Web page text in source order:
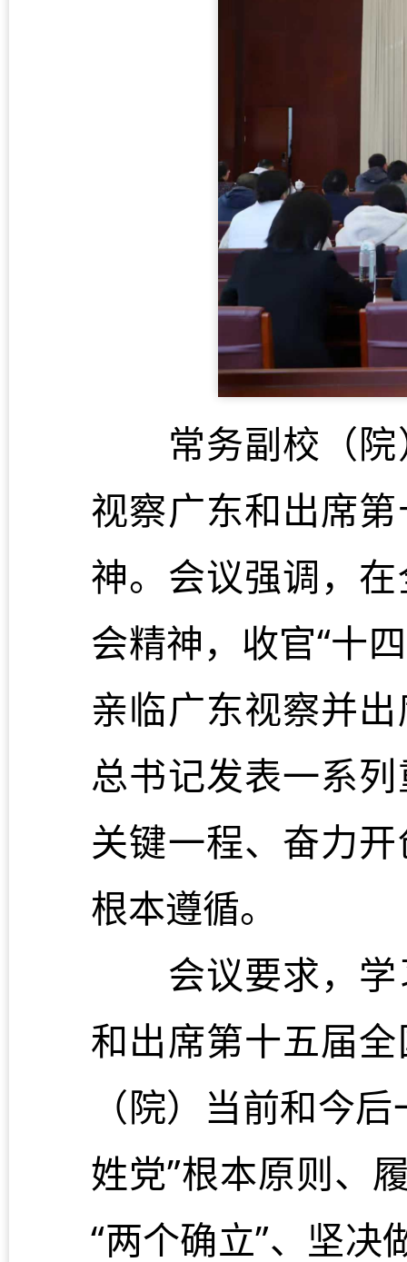
常务副校（院
视察广东和出席
神。会议强调，
会精神，收官“十
亲临广东视察并
总书记发表一系
关键一程、奋力
根本遵循。
会议要求，学
和出席第十五届
（院）当前和今
姓党”根本原则、
“两个确立”、坚决